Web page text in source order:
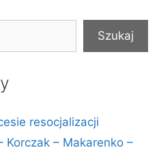
Szukaj
resocjalizacji
Korczak – Makarenko –